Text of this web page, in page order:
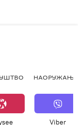
НАОРУЖАЊЕ
Viber